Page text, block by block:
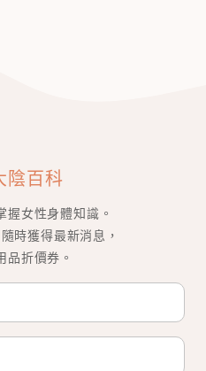
陰百科
握女性身體知識。
時獲得最新消息，
品折價券。